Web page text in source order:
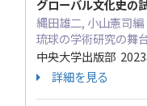
グローバル文化史の
縄田雄二, 小山憲司
琉球の学術研究の舞
中央大学出版部
詳細を見る